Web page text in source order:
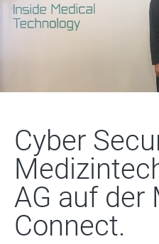
Cyber
AG auf der
Connect.